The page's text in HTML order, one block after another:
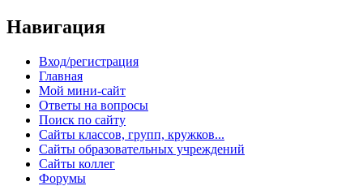
Навигация
Вход/регистрация
Главная
Мой мини-сайт
Ответы на вопросы
Поиск по сайту
Сайты классов, групп, кружков...
Сайты образовательных учреждений
Сайты коллег
Форумы